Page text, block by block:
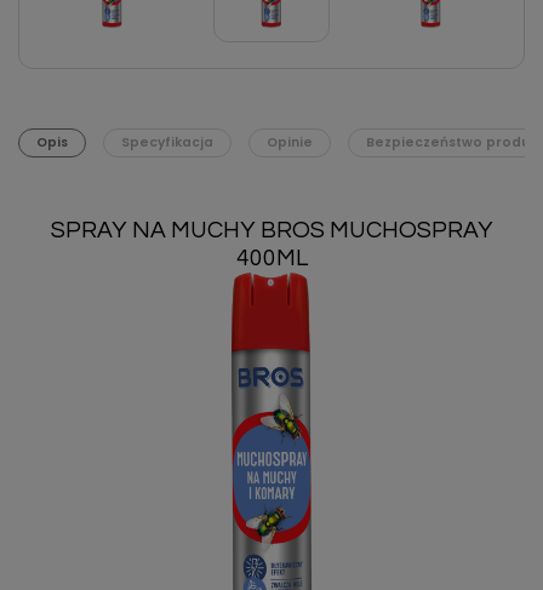
Opis Specyfikacja Opinie Bezpieczeństwo
SPRAY NA MUCHY BROS MUCHOSPRAY
400ML